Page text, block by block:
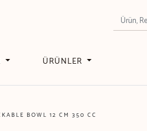
ÜRÜNLER
BOWL 12 CM 350 CC